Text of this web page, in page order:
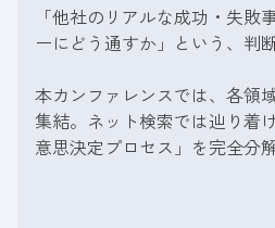
「他社のリアルな成功・失敗
ーにどう通すか」という、判
本カンファレンスでは、各領
集結。ネット検索では辿り着
意思決定プロセス」を完全分